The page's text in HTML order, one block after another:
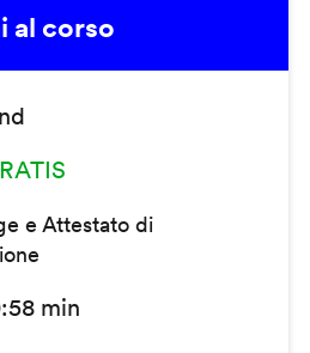
al corso
e Attestato di
min